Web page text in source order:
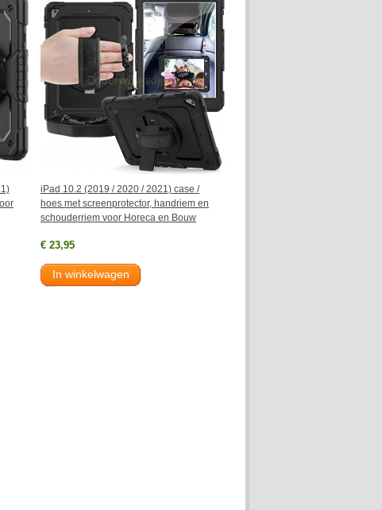
iPad 10.2 (2019 / 2020 / 2021) case /
hoes met screenprotector, handriem en
schouderriem voor Horeca en Bouw
€ 23,95
In winkelwagen